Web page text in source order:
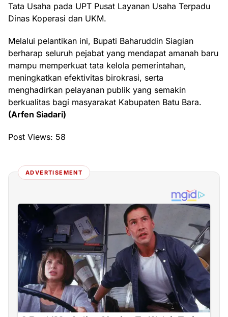
Tata Usaha pada UPT Pusat Layanan Usaha Terpadu
Dinas Koperasi dan UKM.
Melalui pelantikan ini, Bupati Baharuddin Siagian
berharap seluruh pejabat yang mendapat amanah baru
mampu memperkuat tata kelola pemerintahan,
meningkatkan efektivitas birokrasi, serta
menghadirkan pelayanan publik yang semakin
berkualitas bagi masyarakat Kabupaten Batu Bara.
(Arfen Siadari)
Post Views: 58
ADVERTISEMENT